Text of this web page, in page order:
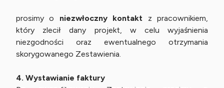
prosimy o niezwłoczny kontakt z pracownikiem,
który zlecił dany projekt, w celu wyjaśnienia
niezgodności oraz ewentualnego otrzymania
skorygowanego Zestawienia.
4. Wystawianie faktury